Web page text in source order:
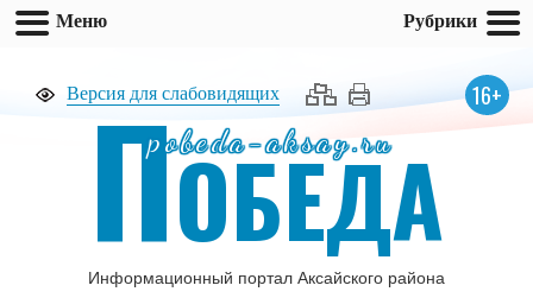
Версия для слабовидящих 16+
pobeda-aksay.ru
ПОБЕДА
Информационный портал Аксайского района
Меню Рубрики